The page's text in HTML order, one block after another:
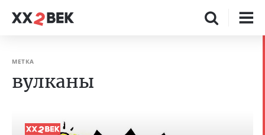
МЕТКА
вулканы